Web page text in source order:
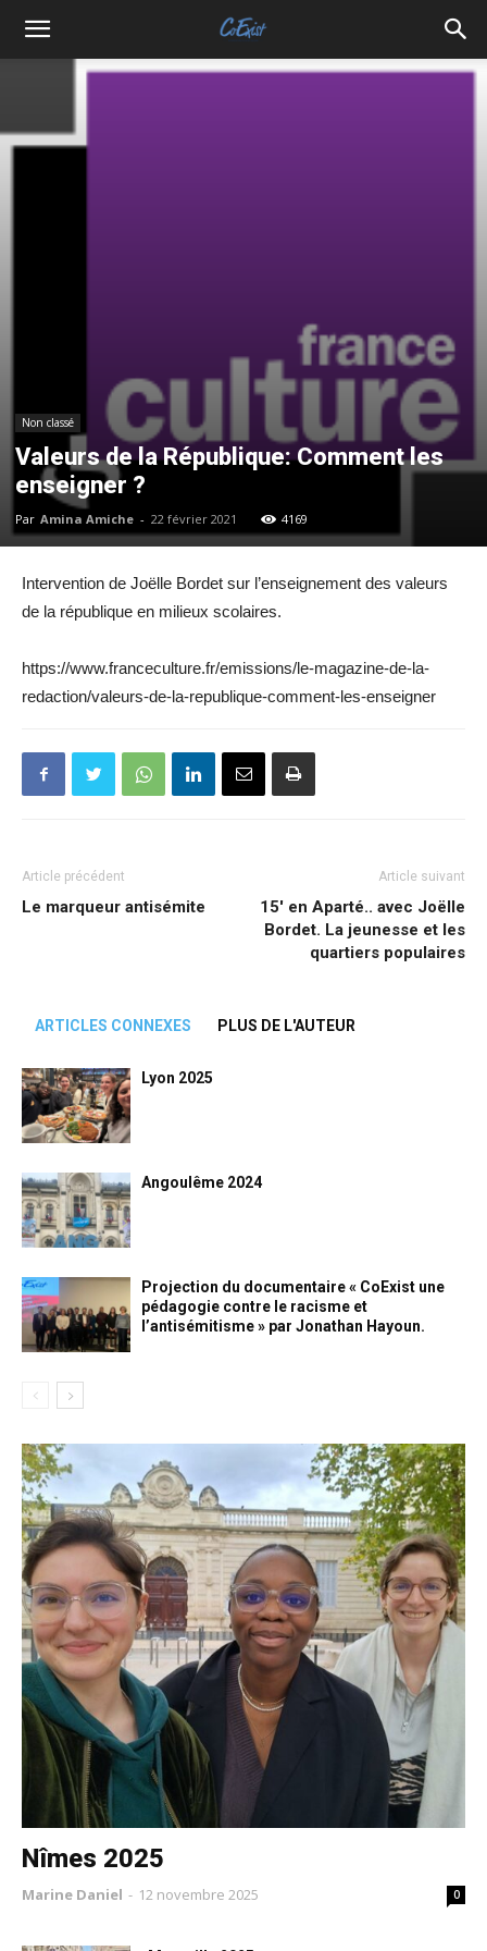
Non classé
Valeurs de la République: Comment les
enseigner ?
Par Amina Amiche - 22 février 2021 4169
Intervention de Joëlle Bordet sur l’enseignement des valeurs
de la république en milieux scolaires.
https://www.franceculture.fr/emissions/le-magazine-de-la-
redaction/valeurs-de-la-republique-comment-les-enseigner
Article précédent
Le marqueur antisémite
Article suivant
15′ en Aparté.. avec Joëlle
Bordet. La jeunesse et les
quartiers populaires
ARTICLES CONNEXES PLUS DE L'AUTEUR
Lyon 2025
Angoulême 2024
Projection du documentaire « CoExist une
pédagogie contre le racisme et
l’antisémitisme » par Jonathan Hayoun.
Nîmes 2025
Marine Daniel - 12 novembre 2025 0